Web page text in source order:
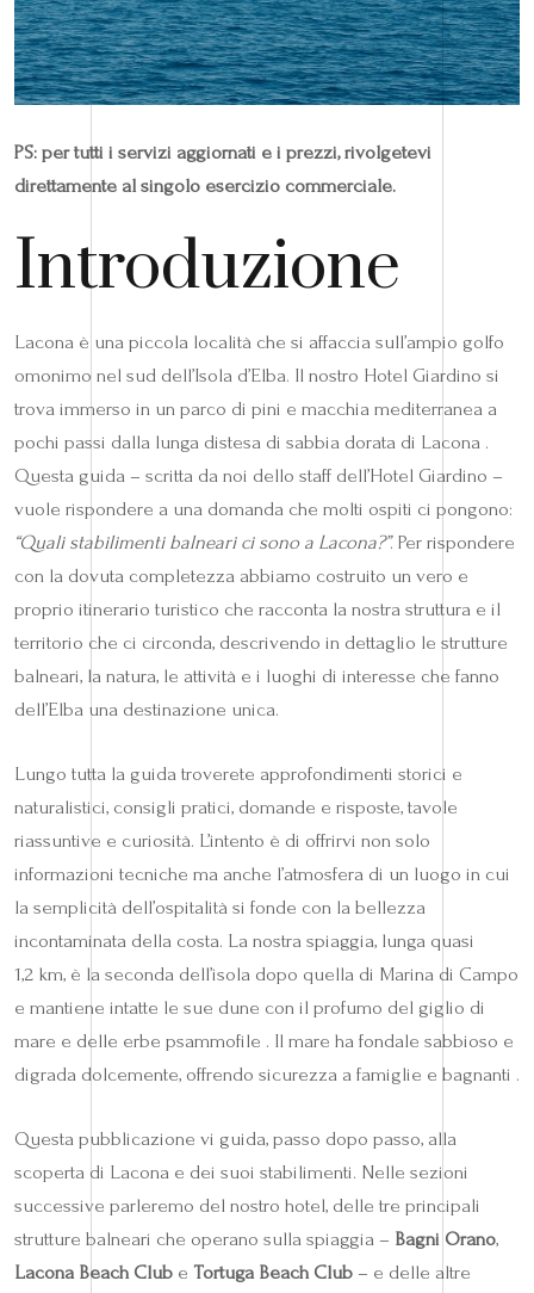
PS: per tutti i servizi aggiornati e i prezzi, rivolgetevi
direttamente al singolo esercizio commerciale.
Introduzione
Lacona è una piccola località che si affaccia sull’ampio golfo
omonimo nel sud dell’Isola d’Elba. Il nostro Hotel Giardino si
trova immerso in un parco di pini e macchia mediterranea a
pochi passi dalla lunga distesa di sabbia dorata di Lacona .
Questa guida – scritta da noi dello staff dell’Hotel Giardino –
vuole rispondere a una domanda che molti ospiti ci pongono:
“Quali stabilimenti balneari ci sono a Lacona?”. Per rispondere
con la dovuta completezza abbiamo costruito un vero e
proprio itinerario turistico che racconta la nostra struttura e il
territorio che ci circonda, descrivendo in dettaglio le strutture
balneari, la natura, le attività e i luoghi di interesse che fanno
dell’Elba una destinazione unica.
Lungo tutta la guida troverete approfondimenti storici e
naturalistici, consigli pratici, domande e risposte, tavole
riassuntive e curiosità. L’intento è di offrirvi non solo
informazioni tecniche ma anche l’atmosfera di un luogo in cui
la semplicità dell’ospitalità si fonde con la bellezza
incontaminata della costa. La nostra spiaggia, lunga quasi
1,2 km, è la seconda dell’isola dopo quella di Marina di Campo
e mantiene intatte le sue dune con il profumo del giglio di
mare e delle erbe psammofile . Il mare ha fondale sabbioso e
digrada dolcemente, offrendo sicurezza a famiglie e bagnanti .
Questa pubblicazione vi guida, passo dopo passo, alla
scoperta di Lacona e dei suoi stabilimenti. Nelle sezioni
successive parleremo del nostro hotel, delle tre principali
strutture balneari che operano sulla spiaggia – Bagni Orano,
Lacona Beach Club e Tortuga Beach Club – e delle altre